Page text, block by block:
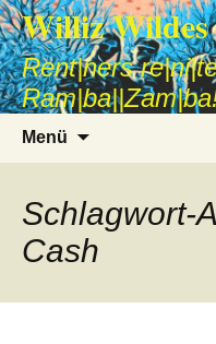
Williz Wildes
Rent|ners
Menü
Schlagwort-
Cash